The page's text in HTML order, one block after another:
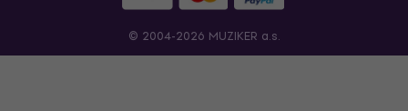
© 2004-2026 MUZIKER a.s.